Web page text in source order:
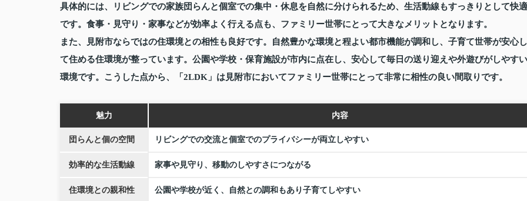
具体的には、リビングでの家族団らんと個室での集中・休息を自然に分けられるため、生活動線もすっきりとして快適
です。食事・見守り・家事などが効率よく行える点も、ファミリー世帯にとって大きなメリットとなります。
また、見附市ならではの住環境との相性も良好です。自然豊かな環境と程よい都市機能が調和し、子育て世帯が安心し
て住める住環境が整っています。公園や学校・保育施設が市内に点在し、安心して毎日の送り迎えや外遊びがしやすい
環境です。こうした点から、「2LDK」は見附市においてファミリー世帯にとって非常に相性の良い間取りです。
魅力 内容
団らんと個の空間 リビングでの交流と個室でのプライバシーが両立しやすい
効率的な生活動線 家事や見守り、移動のしやすさにつながる
住環境との親和性 公園や学校が近く、自然との調和もあり子育てしやすい